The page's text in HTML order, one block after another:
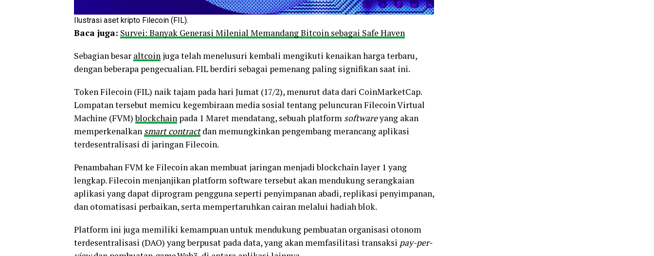
Ilustrasi aset kripto Filecoin (FIL).
Baca juga: Survei: Banyak Generasi Milenial Memandang Bitcoin sebagai Safe Haven
Sebagian besar altcoin juga telah menelusuri kembali mengikuti kenaikan harga terbaru,
dengan beberapa pengecualian. FIL berdiri sebagai pemenang paling signifikan saat ini.
Token Filecoin (FIL) naik tajam pada hari Jumat (17/2), menurut data dari CoinMarketCap.
Lompatan tersebut memicu kegembiraan media sosial tentang peluncuran Filecoin Virtual
Machine (FVM)blockchain pada 1 Maret mendatang, sebuah platform softwareyang akan
memperkenalkan smart contractdan memungkinkan pengembang merancang aplikasi
terdesentralisasi di jaringan Filecoin.
Penambahan FVM ke Filecoin akan membuat jaringan menjadi blockchain layer 1 yang
lengkap. Filecoin menjanjikan platform software tersebut akan mendukung serangkaian
aplikasi yang dapat diprogram pengguna seperti penyimpanan abadi, replikasi penyimpanan,
dan otomatisasi perbaikan, serta mempertaruhkan cairan melalui hadiah blok.
Platform ini juga memiliki kemampuan untuk mendukung pembuatan organisasi otonom
terdesentralisasi (DAO) yang berpusat pada data, yang akan memfasilitasi transaksi pay-per-